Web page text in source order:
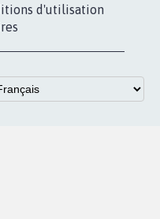
d'utilisation